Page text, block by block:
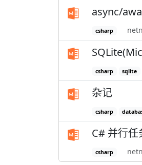
async/
csharp
csharp sqlite
杂记
csharp
C# 并行任
csharp